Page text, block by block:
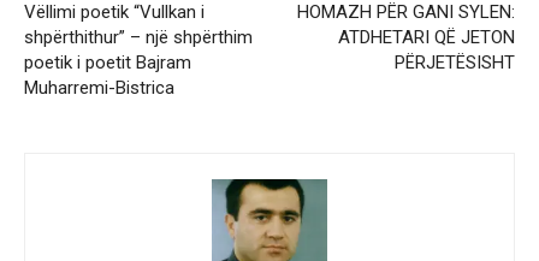
Vëllimi poetik “Vullkan i
shpërthithur” – një shpërthim
poetik i poetit Bajram
Muharremi-Bistrica
HOMAZH PËR GANI SYLEN:
ATDHETARI QË JETON
PËRJETËSISHT